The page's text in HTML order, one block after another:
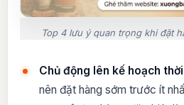
Top 4 lưu ý quan trọng khi đặt
Chủ động lên kế hoạch
nên đặt hàng sớm trước ít